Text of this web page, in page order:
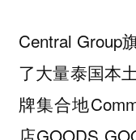
Central Group
了大量泰国本
牌集合地